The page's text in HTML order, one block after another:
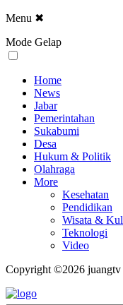
Menu ✖
Mode Gelap
Home
News
Jabar
Pemerintahan
Sukabumi
Desa
Hukum & Politik
Olahraga
More
Kesehatan
Pendidikan
Wisata &
Teknologi
Video
Copyright ©2026 juangtv